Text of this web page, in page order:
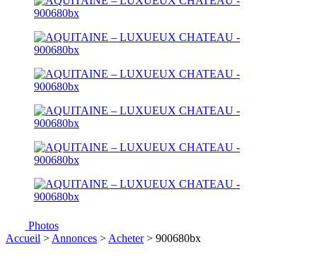
Photos
Accueil > Annonces > Acheter> 900680bx